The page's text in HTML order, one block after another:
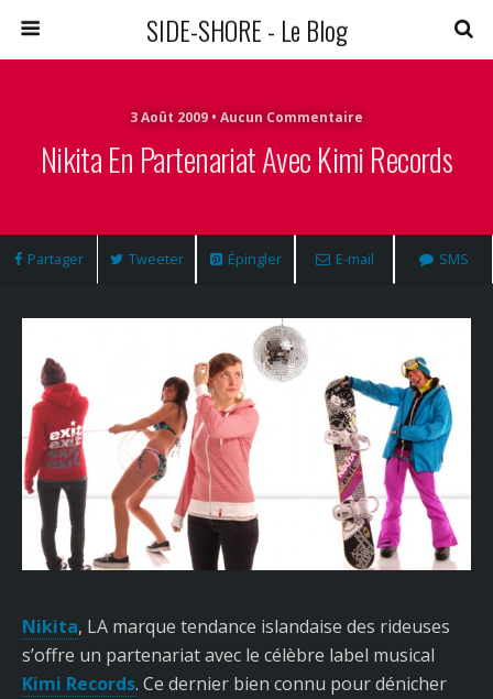
SIDE-SHORE - Le Blog
3 Août 2009 • Aucun Commentaire
Nikita En Partenariat Avec Kimi Records
Partager Tweeter Épingler E-mail SMS
Nikita, LA marque tendance islandaise des rideuses
s’offre un partenariat avec le célèbre label musical
Kimi Records. Ce dernier bien connu pour dénicher